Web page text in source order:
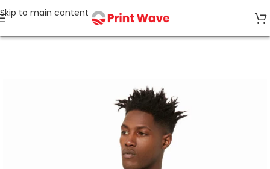
Skip to main content